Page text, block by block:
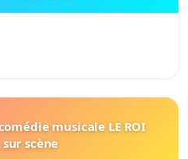
musicale LE ROI
sur scène